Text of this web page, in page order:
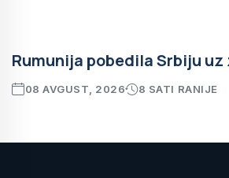
Rumunija pobedila Srbiju uz
08 AVGUST, 2026 8 SATI RANIJE